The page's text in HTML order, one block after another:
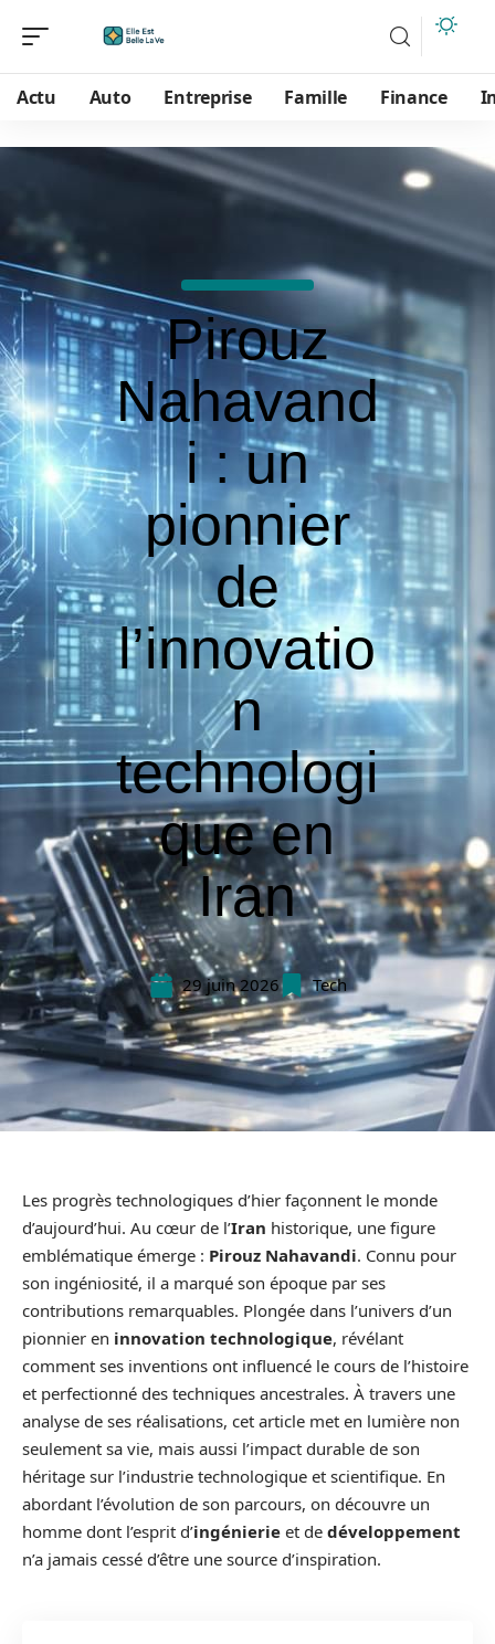
Actu Auto Entreprise Famille Finance
Pirouz
Nahavand
i : un
pionnier
de
l’innovatio
n
technologi
que en
Iran
29 juin 2026 Tech
Les progrès technologiques d’hier façonnent le monde
d’aujourd’hui. Au cœur de l’Iran historique, une figure
emblématique émerge : Pirouz Nahavandi. Connu pour
son ingéniosité, il a marqué son époque par ses
contributions remarquables. Plongée dans l’univers d’un
pionnier en innovation technologique, révélant
comment ses inventions ont influencé le cours de l’histoire
et perfectionné des techniques ancestrales. À travers une
analyse de ses réalisations, cet article met en lumière non
seulement sa vie, mais aussi l’impact durable de son
héritage sur l’industrie technologique et scientifique. En
abordant l’évolution de son parcours, on découvre un
homme dont l’esprit d’ingénierie et de développement
n’a jamais cessé d’être une source d’inspiration.